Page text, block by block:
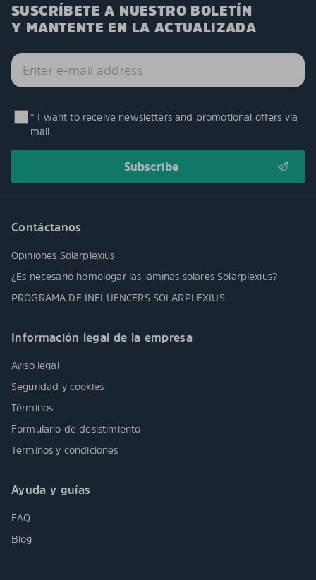
SUSCRÍBETE A NUESTRO BOLETÍN
Y MANTENTE EN LA ACTUALIZADA
* I want to receive newsletters and promotional offers via
mail.
Contáctanos
Opiniones Solarplexius
¿Es necesario homologar las láminas solares Solarplexius?
PROGRAMA DE INFLUENCERS SOLARPLEXIUS
Información legal de la empresa
Aviso legal
Seguridad y cookies
Términos
Formulario de desistimiento
Términos y condiciones
Ayuda y guías
FAQ
Blog